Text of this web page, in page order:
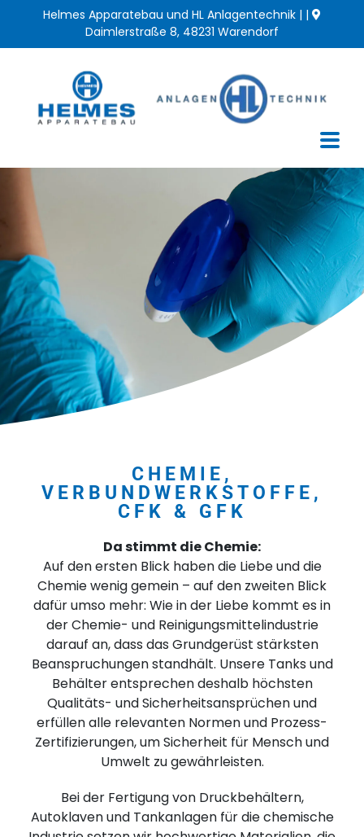
springen
Helmes Apparatebau und HL Anlagentechnik | |
Daimlerstraße 8, 48231 Warendorf
CHEMIE,
VERBUNDWERKSTOFFE,
CFK & GFK
Da stimmt die Chemie:
Auf den ersten Blick haben die Liebe und die
Chemie wenig gemein – auf den zweiten Blick
dafür umso mehr: Wie in der Liebe kommt es in
der Chemie- und Reinigungsmittelindustrie
darauf an, dass das Grundgerüst stärksten
Beanspruchungen standhält. Unsere Tanks und
Behälter entsprechen deshalb höchsten
Qualitäts- und Sicherheitsansprüchen und
erfüllen alle relevanten Normen und Prozess-
Zertifizierungen, um Sicherheit für Mensch und
Umwelt zu gewährleisten.
Bei der Fertigung von Druckbehältern,
Autoklaven und Tankanlagen für die chemische